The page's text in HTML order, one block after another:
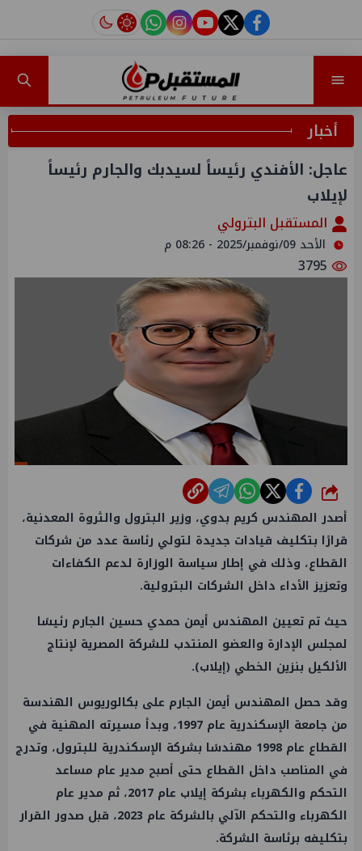
facebook
twitter
youtube
instagram
tiktok
أخبار
عاجل: الأفندي رئيساً لسيدبك والجارم رئيساً
لإيلاب
المستقبل البترولي
الأحد 09/نوفمبر/2025 - 08:26 م
شارك
أصدر المهندس كريم بدوي، وزير البترول والثروة المعدنية،
قرارًا بتكليف قيادات جديدة لتولي رئاسة عدد من شركات
القطاع، وذلك في إطار سياسة الوزارة لدعم الكفاءات
وتعزيز الأداء داخل الشركات البترولية.
حيث تم تعيين المهندس أيمن حمدي حسين الجارم رئيسًا
لمجلس الإدارة والعضو المنتدب للشركة المصرية لإنتاج
الألكيل بنزين الخطي (إيلاب).
وقد حصل المهندس أيمن الجارم على بكالوريوس الهندسة
من جامعة الإسكندرية
عام 1997، وبدأ مسيرته المهنية في
القطاع عام 1998 مهندسًا بشركة
الإسكندرية للبترول، وتدرج
في المناصب داخل القطاع حتى أصبح مدير عام مساعد
التحكم والكهرباء بشركة إيلاب عام 2017، ثم مدير عام
الكهرباء والتحكم الآلي بالشركة عام 2023، قبل صدور القرار
بتكليفه برئاسة الشركة.